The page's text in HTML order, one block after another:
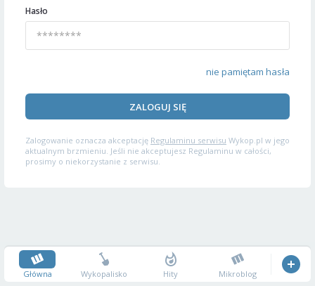
Hasło
nie pamiętam hasła
ZALOGUJ SIĘ
Zalogowanie oznacza akceptację Regulaminu serwisu Wykop.pl w jego
aktualnym brzmieniu. Jeśli nie akceptujesz Regulaminu w całości,
prosimy o niekorzystanie z serwisu.
Główna Wykopalisko Hity Mikroblog